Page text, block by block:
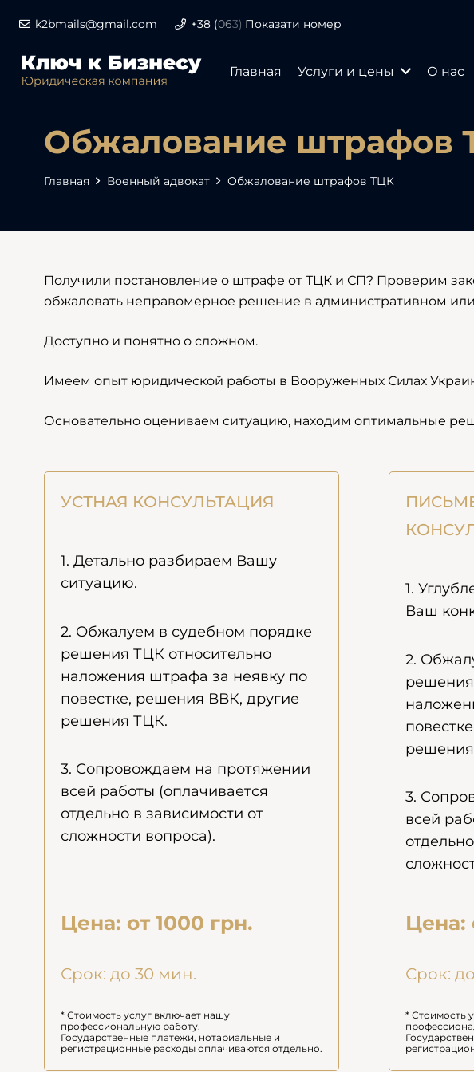
k2bmails@gmail.com +38(063) Показати номер
Главная Услуги и цены О нас
Обжалование штрафов
Главная Военный адвокат Обжалование штрафов ТЦК
Получили постановление о штрафе от ТЦК и СП? Проверим
обжаловать неправомерное решение в административном
Доступно и понятно о сложном.
Имеем опыт юридической работы в Вооруженных Силах
Основательно оцениваем ситуацию, находим оптимальные
УСТНАЯ КОНСУЛЬТАЦИЯ
1. Детально разбираем Вашу
ситуацию.
2. Обжалуем в судебном порядке
решения ТЦК относительно
наложения штрафа за неявку по
повестке, решения ВВК, другие
решения ТЦК.
3. Сопровождаем на протяжении
всей работы (оплачивается
отдельно в зависимости от
сложности вопроса).
Цена: от 1000 грн.
Срок: до 30 мин.
* Стоимость услуг включает нашу
профессиональную работу.
Государственные платежи, нотариальные и
регистрационные расходы оплачиваются отдельно.
1.
Ваш
2.
3.
всей
Цена:
Срок:
* Стоимость